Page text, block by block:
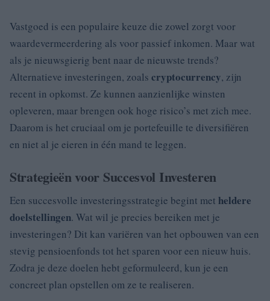
Vastgoed is een populaire keuze die zowel zorgt voor
waardevermeerdering als voor passief inkomen. Maar wat
als je nieuwsgierig bent naar de nieuwste trends?
Alternatieve investeringen, zoals cryptocurrency, zijn
recent in opkomst. Ze kunnen aanzienlijke winsten
opleveren, maar brengen ook hoge risico’s met zich mee.
Daarom is het cruciaal om je portefeuille te diversifiëren
en niet al je eieren in één mand te leggen.
Strategieën voor Succesvol Investeren
Een succesvolle investeringsstrategie begint met heldere
doelstellingen. Wat wil je precies bereiken met je
investeringen? Dit kan variëren van het opbouwen van een
stevig pensioenfonds tot het sparen voor een nieuw huis.
Zodra je deze doelen hebt geformuleerd, kun je een
concreet plan opstellen om ze te realiseren.